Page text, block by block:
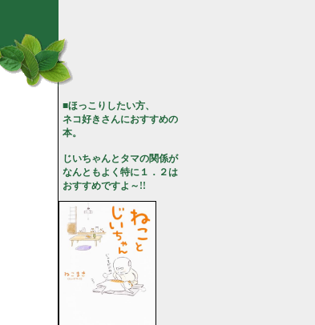
■ほっこりしたい方、
ネコ好きさんにおすすめの
本。
じいちゃんとタマの関係が
なんともよく特に１．２は
おすすめですよ～!!